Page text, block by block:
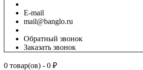
E-mail
mail@banglo.ru
Обратный звонок
Заказать звонок
0 товар(ов) - 0 ₽